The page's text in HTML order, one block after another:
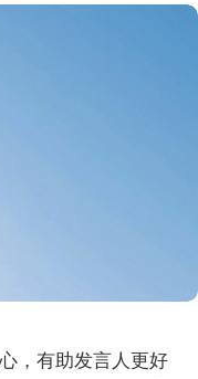
，有助发言人更好